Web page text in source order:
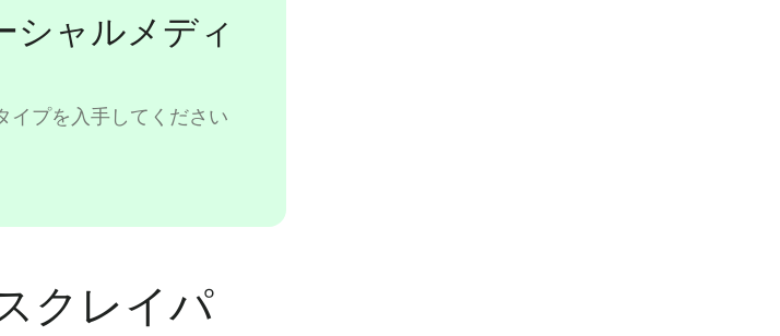
シャルメディ
イプを入手してください
クレイパ